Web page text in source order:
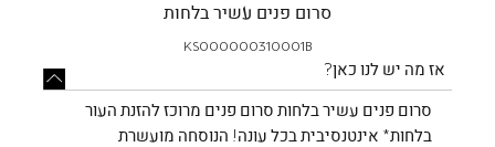
סרום פנים עשיר בלחות
KS000000310001B
אז מה יש לנו כאן?
סרום פנים עשיר בלחות סרום פנים מרוכז להזנת העור
בלחות* אינטנסיבית בכל עונה! הנוסחה מועשרת